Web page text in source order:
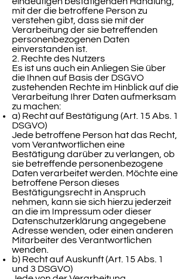
mit der die betroffene Person zu
verstehen gibt, dass sie mit der
Verarbeitung der sie betreffenden
personenbezogenen Daten
einverstanden ist.
2. Rechte des Nutzers
Es ist uns auch ein Anliegen Sie über
die Ihnen auf Basis der DSGVO
zustehenden Rechte im Hinblick auf die
Verarbeitung Ihrer Daten aufmerksam
zu machen:
a) Recht auf Bestätigung (Art. 15 Abs. 1
DSGVO)
Jede betroffene Person hat das Recht,
vom Verantwortlichen eine
Bestätigung darüber zu verlangen, ob
sie betreffende personenbezogene
Daten verarbeitet werden. Möchte eine
betroffene Person dieses
Bestätigungsrecht in Anspruch
nehmen, kann sie sich hierzu jederzeit
an die im Impressum oder dieser
Datenschutzerklärung angegebene
Adresse wenden, oder einen anderen
Mitarbeiter des Verantwortlichen
wenden.
b) Recht auf Auskunft (Art. 15 Abs. 1
und 3 DSGVO)